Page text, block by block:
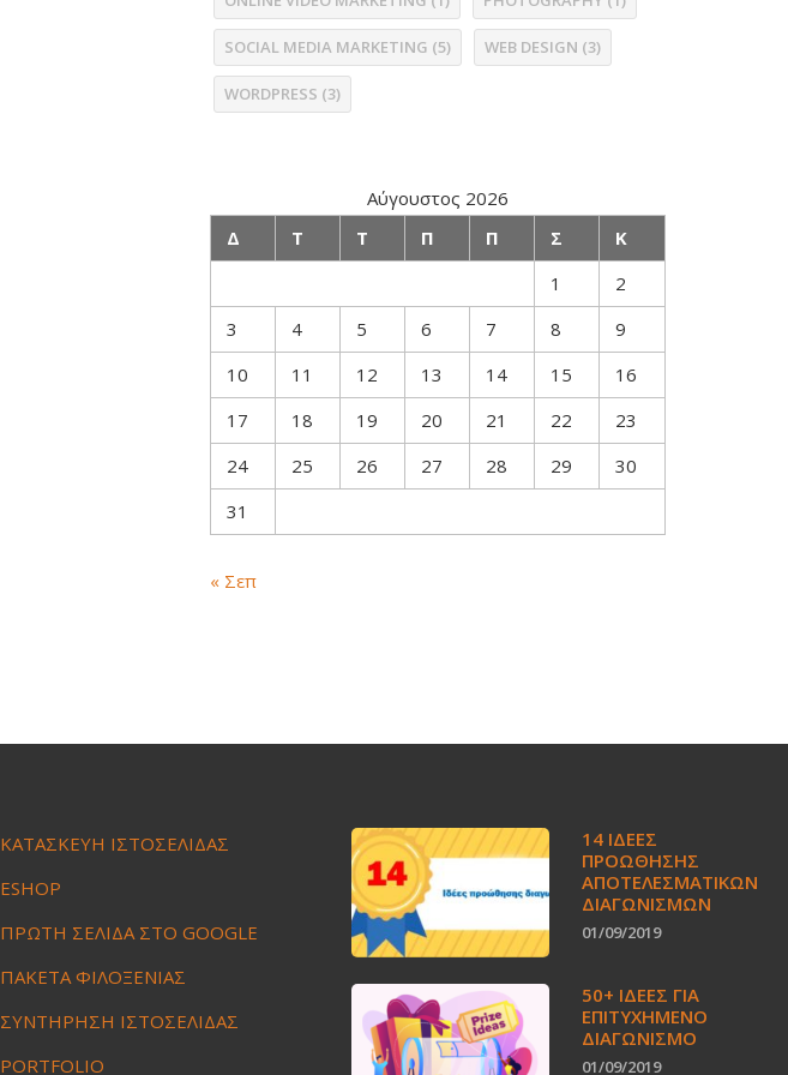
SOCIAL MEDIA MARKETING (5) WEB DESIGN (3)
WORDPRESS (3)
Αύγουστος 2026
Δ
Τ Τ Π Π Σ
Κ
1
2
3
4 5 6 7 8
9
10
11 12 13 14 15
16
17
18 19 20 21 22
23
24
25 26 27 28 29
30
31
« Σεπ
ΚΑΤΑΣΚΕΥΗ ΙΣΤΟΣΕΛΙΔΑΣ
ESHOP
ΠΡΩΤΗ ΣΕΛΙΔΑ ΣΤΟ GOOGLE
ΠΑΚΕΤΑ ΦΙΛΟΞΕΝΙΑΣ
ΣΥΝΤΗΡΗΣΗ ΙΣΤΟΣΕΛΙΔΑΣ
PORTFOLIO
14 ΙΔΈΕΣ
ΠΡΟΏΘΗΣΗΣ
ΑΠΟΤΕΛΕΣΜΑΤΙΚΏΝ
ΔΙΑΓΩΝΙΣΜΏΝ
01/09/2019
50+ ΙΔΕΕΣ ΓΙΑ
ΕΠΙΤΥΧΗΜΕΝΟ
ΔΙΑΓΩΝΙΣΜΟ
01/09/2019